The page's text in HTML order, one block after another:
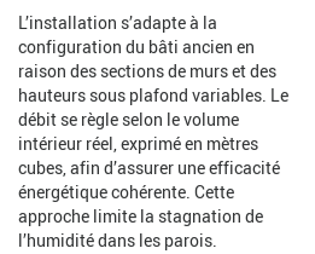
L’installation s’adapte à la
configuration du bâti ancien en
raison des sections de murs et des
hauteurs sous plafond variables. Le
débit se règle selon le volume
intérieur réel, exprimé en mètres
cubes, afin d’assurer une efficacité
énergétique cohérente. Cette
approche limite la stagnation de
l’humidité dans les parois.